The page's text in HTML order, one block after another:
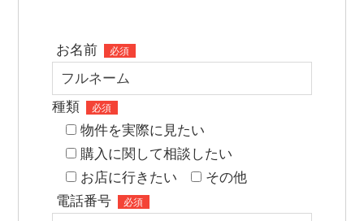
お名前 必須
種類 必須
物件を実際に見たい
購入に関して相談したい
お店に行きたい
その他
電話番号
必須